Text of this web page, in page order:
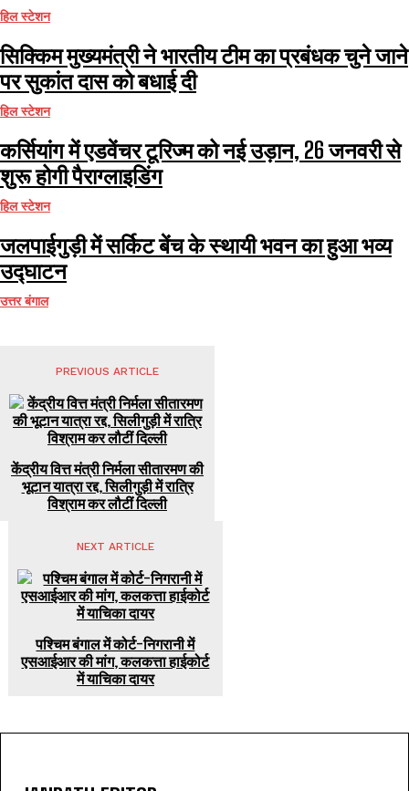
हिल स्टेशन
सिक्किम मुख्यमंत्री ने भारतीय टीम का प्रबंधक चुने जाने
पर सुकांत दास को बधाई दी
हिल स्टेशन
कर्सियांग में एडवेंचर टूरिज्म को नई उड़ान, 26 जनवरी से
शुरू होगी पैराग्लाइडिंग
हिल स्टेशन
जलपाईगुड़ी में सर्किट बेंच के स्थायी भवन का हुआ भव्य
उद्घाटन
उत्तर बंगाल
PREVIOUS ARTICLE
केंद्रीय वित्त मंत्री निर्मला सीतारमण की
भूटान यात्रा रद्द, सिलीगुड़ी में रात्रि
विश्राम कर लौटीं दिल्ली
NEXT ARTICLE
पश्चिम बंगाल में कोर्ट-निगरानी में
एसआईआर की मांग, कलकत्ता हाईकोर्ट
में याचिका दायर